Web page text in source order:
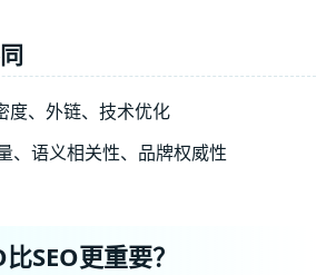
度、外链、技术优化
、语义相关性、品牌权威性
SEO更重要？